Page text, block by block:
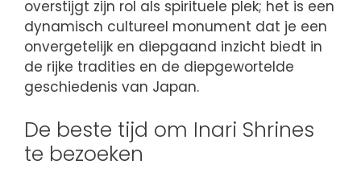
overstijgt zijn rol als spirituele plek; het is een
dynamisch cultureel monument dat je een
onvergetelijk en diepgaand inzicht biedt in
de rijke tradities en de diepgewortelde
geschiedenis van Japan.
De beste tijd om Inari Shrines
te bezoeken